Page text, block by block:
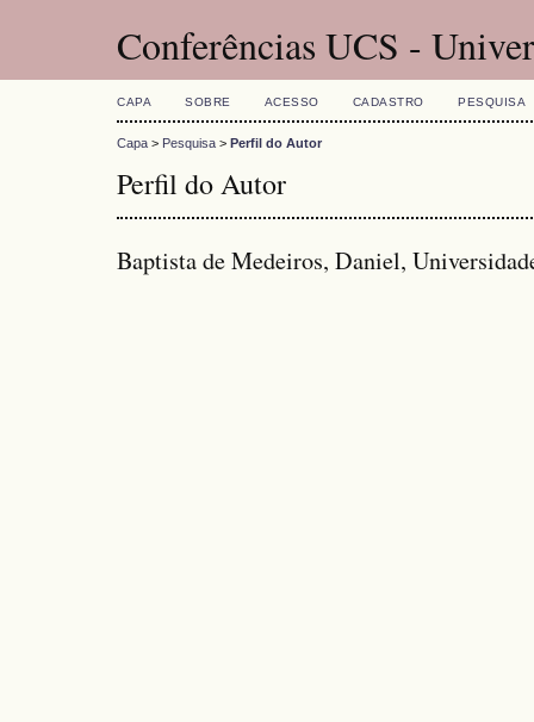
Conferências UCS -
CAPA SOBRE ACESSO CADASTRO PESQUISA
Capa > Pesquisa > Perfil do Autor
Perfil do Autor
Baptista de Medeiros, Daniel,